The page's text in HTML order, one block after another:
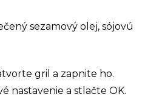
sezamový olej, sójovú
gril a zapnite ho.
nastavenie a stlačte OK.